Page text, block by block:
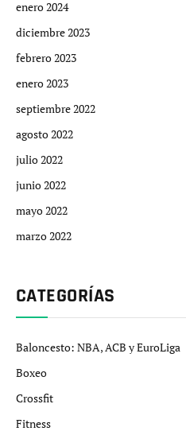
enero 2024
diciembre 2023
febrero 2023
enero 2023
septiembre 2022
agosto 2022
julio 2022
junio 2022
mayo 2022
marzo 2022
CATEGORÍAS
Baloncesto: NBA, ACB y EuroLiga
Boxeo
Crossfit
Fitness